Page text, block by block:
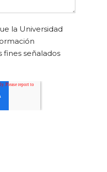
la Universidad
fines señalados